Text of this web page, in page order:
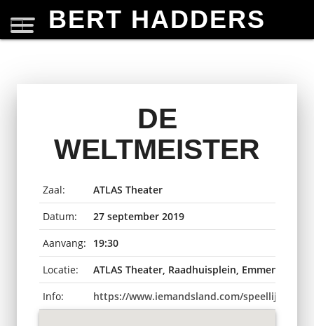
BERT HADDERS
DE
WELTMEISTER
Zaal:
ATLAS Theater
Datum:
27 september 2019
Aanvang:
19:30
Locatie:
ATLAS Theater, Raadhuisplein, Emmen,
Info:
https://www.iemandsland.com/speellijst-